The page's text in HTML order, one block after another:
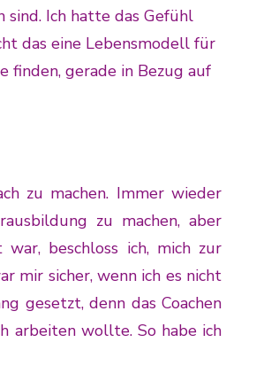
sind. Ich hatte das Gefühl
das eine Lebensmodell für
finden, gerade in Bezug auf
zu machen. Immer wieder
zu machen, aber
beschloss ich, mich zur
mir sicher, wenn ich es nicht
gesetzt, denn das Coachen
arbeiten wollte. So habe ich